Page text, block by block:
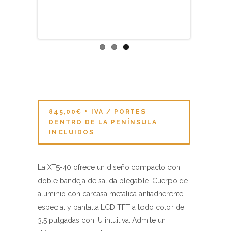
3,5 pulgadas con IU intuitiva. Admite un
diámetro de rollo de soporte de hasta
203 mm, una longitud de cinta de hasta
impresión ajustable. La impresora cuenta con
un diseño intuitivo que permite un
mantenimiento sencillo del rollo y del
cabezal de impresión y las funciones de
corte automático, despegado, rebobinador o